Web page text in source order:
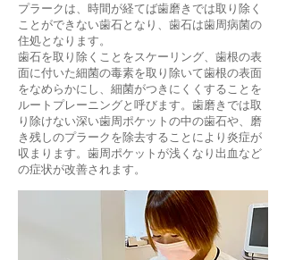
プラークは、時間が経てば歯磨きでは取り除く
ことができない歯石となり、歯石は歯周病菌の
住処となります。
歯石を取り除くことをスケーリング、歯根の表
面に付いた細菌の毒素を取り除いて歯根の表面
をなめらかにし、細菌がつきにくくすることを
ルートプレーニングと呼びます。歯磨きでは取
り除けない深い歯周ポケットの中の歯石や、磨
き残しのプラークを除去することにより炎症が
収まります。歯周ポケットが浅くなり出血など
の症状が改善されます。